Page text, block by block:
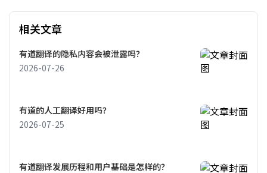
相关文章
有道翻译的隐私内容会被泄露吗？
2026-07-26
有道的人工翻译好用吗？
2026-07-25
有道翻译发展历程和用户基础是怎样的？